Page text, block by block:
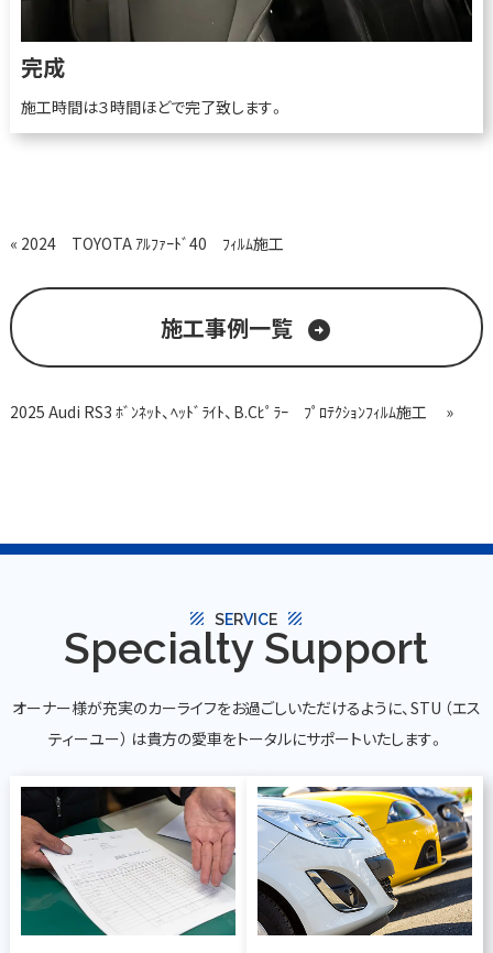
完成
施工時間は３時間ほどで完了致します。
« 2024 TOYOTA ｱﾙﾌｧｰﾄﾞ40 ﾌｨﾙﾑ施工
施工事例一覧 arrow_circle_right
2025 Audi RS3 ﾎﾞﾝﾈｯﾄ、ﾍｯﾄﾞﾗｲﾄ、B.Cﾋﾟﾗｰ ﾌﾟﾛﾃｸｼｮﾝﾌｨﾙﾑ施工 »
texture SERVI CE texture
Specialty Support
オーナー様が充実のカーライフをお過ごしいただけるように、STU （エス
ティーユー） は貴方の愛車をトータルにサポートいたします。